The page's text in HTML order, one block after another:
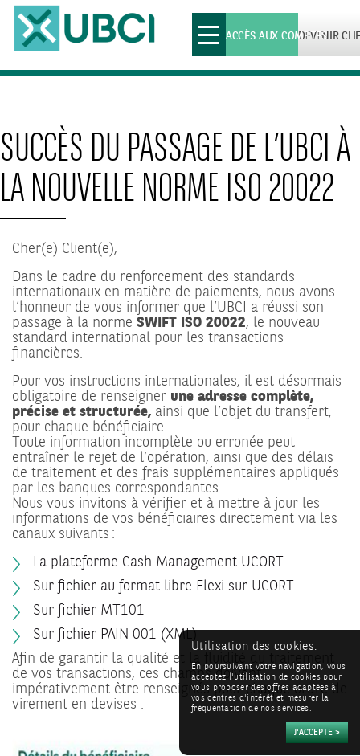
Toggle
navigationDEVENIR
ACCÈS AUX COMPTES
SUCCÈS DU PASSAGE DE L’UBCI À
LA NOUVELLE NORME ISO 20022
Cher(e) Client(e),
Dans le cadre du renforcement des standards
internationaux en matière de paiements, nous avons
l’honneur de vous informer que l’UBCI a réussi son
passage à la norme SWIFT ISO 20022, le nouveau
standard international pour les transactions
financières.
Pour vos instructions internationales, il est désormais
obligatoire de renseigner une adresse complète,
précise et structurée, ainsi que l’objet du transfert,
pour chaque bénéficiaire.
Toute information incomplète ou erronée peut
entraîner le rejet de l’opération, ainsi que des délais
de traitement et des frais supplémentaires appliqués
par les banques correspondantes.
Nous vous invitons à vérifier et à mettre à jour les
informations de vos bénéficiaires directement via les
canaux suivants :
La plateforme Cash Management UCORT
Sur fichier au format libre Flexi sur UCORT
Sur fichier MT101
Sur fichier PAIN 001 (XML)
Afin de garantir la qualité et la fluidité du traitement
de vos transactions, ces champs doivent
impérativement être renseignés pour chaque ordre de
virement en devises :
Utilisation des cookies:
En poursuivant votre navigation, vous
acceptez l'utilisation de cookies pour
vous proposer des offres adaptées à
vos centres d'intérêt et mesurer la
fréquentation de nos services.